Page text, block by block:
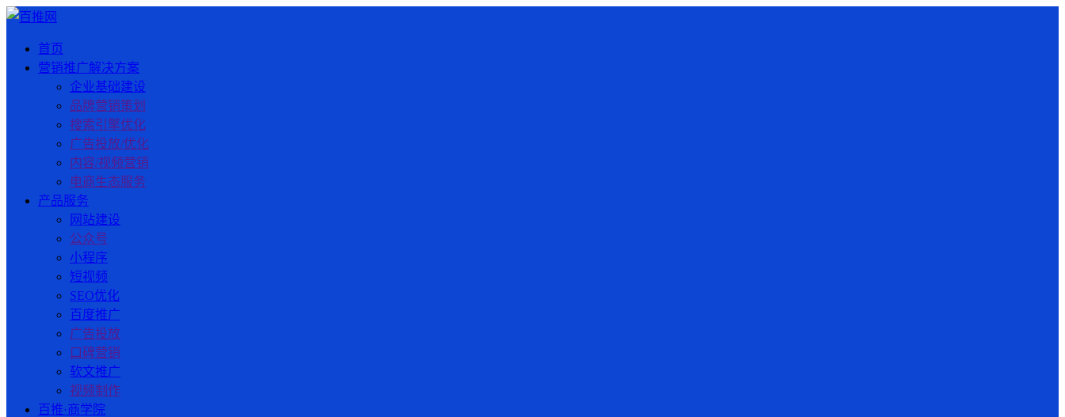
首页
营销推广解决方案
企业基础建设
品牌营销策划
搜索引擎优化
广告投放/优化
内容/视频营销
电商生态服务
产品服务
网站建设
公众号
小程序
短视频
SEO优化
百度推广
广告投放
口碑营销
软文推广
视频制作
百推·商学院